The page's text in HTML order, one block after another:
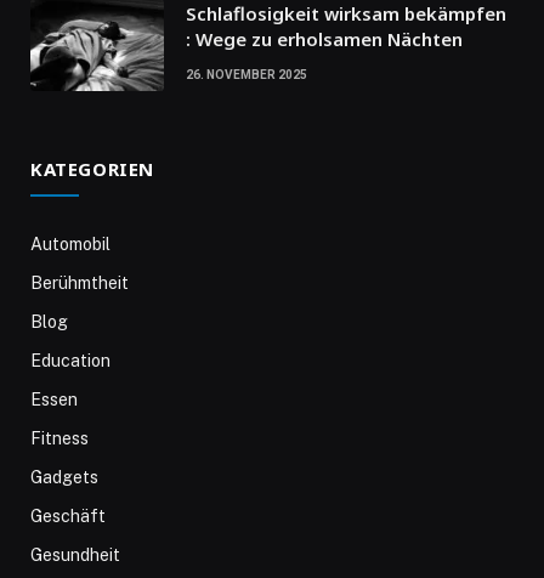
Schlaflosigkeit wirksam bekämpfen
: Wege zu erholsamen Nächten
26. NOVEMBER 2025
KATEGORIEN
Automobil
Berühmtheit
Blog
Education
Essen
Fitness
Gadgets
Geschäft
Gesundheit